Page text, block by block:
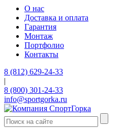
О нас
Доставка и оплата
Гарантия
Монтаж
Портфолио
Контакты
8 (812) 629-24-33
|
8 (800) 301-24-33
info@sportgorka.ru